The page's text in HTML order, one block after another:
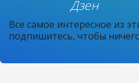
Дзен
Все самое интересное из
подпишитесь, чтобы